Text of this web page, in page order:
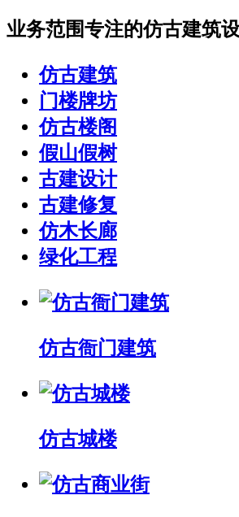
业务范围专注的仿古建筑
仿古建筑
门楼牌坊
仿古楼阁
假山假树
古建设计
古建修复
仿木长廊
绿化工程
仿古衙门建筑
仿古城楼